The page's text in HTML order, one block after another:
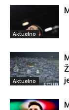
Aktuelno
Aktuelno